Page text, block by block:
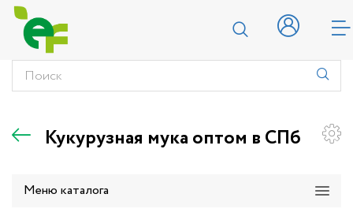
Кукурузная мука оптом в СПб
Меню каталога